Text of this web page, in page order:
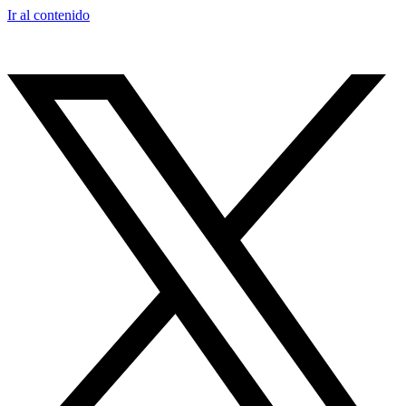
Ir al contenido